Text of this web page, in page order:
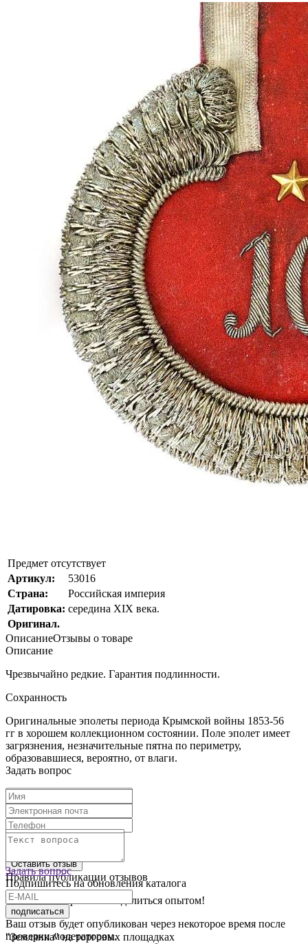
Предмет отсутствует
Артикул:
53016
Страна:
Росcийская империя
Датировка: середина XIX века.
Оригинал.
ОписаниеОтзывы о товаре
Описание
Чрезвычайно редкие. Гарантия подлинности.
Сохранность
Оригинальные эполеты периода Крымской войны 1853-56
гг в хорошем коллекционном состоянии. Поле эполет имеет
загрязнения, незначительные пятна по периметру,
образовавшиеся, вероятно, от влаги.
Текст отзыва:
Оставить отзыв
Правила публикации отзывов
Спасибо, что решили поделиться опытом!
Ваш отзыв будет опубликован через некоторое время после
проверки модератором.
Задать вопрос
Задать вопрос
Подпишитесь на обновления каталога
подписаться
"Землянка" на торговых площадках